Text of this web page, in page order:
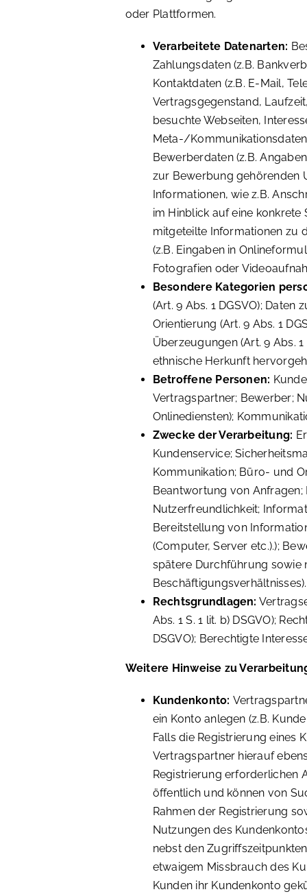
oder Plattformen.
Verarbeitete Datenarten:
Zahlungsdaten (z.B.
Kontaktdaten (z.B. E-Mail,
Vertragsgegenstand,
besuchte Webseiten,
Meta-/
Bewerberdaten (z.B.
zur Bewerbung gehörenden
Informationen, wie z.B.
im Hinblick auf eine
mitgeteilte Informationen zu
(z.B. Eingaben in
Fotografien oder
Besondere Kategorien
(Art. 9 Abs. 1 DGSVO);
Orientierung (Art. 9 Abs. 1
Überzeugungen (Art. 9 Abs.
ethnische Herkunft
Betroffene Personen:
Vertragspartner; Bewerber;
Onlinediensten);
Zwecke der Verarbeitung:
Kundenservice;
Kommunikation; Büro- und
Beantwortung von
Nutzerfreundlichkeit;
Bereitstellung von
(Computer, Server etc.).);
spätere Durchführung sowie
Beschäftigungsverhältnisses).
Rechtsgrundlagen:
Abs. 1 S. 1 lit. b) DSGVO);
DSGVO); Berechtigte
Weitere Hinweise zu
Kundenkonto:
ein Konto anlegen (z.B.
Falls die Registrierung eines
Vertragspartner hierauf
Registrierung erforderlichen
öffentlich und können von
Rahmen der Registrierung
Nutzungen des
nebst den
etwaigem Missbrauch des
Kunden ihr Kundenkonto